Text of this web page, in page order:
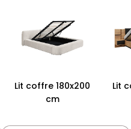
Lit coffre 180x200
cm
Lit